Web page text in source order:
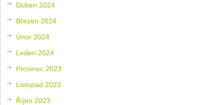
Duben 2024
Březen 2024
Únor 2024
Leden 2024
Prosinec 2023
Listopad 2023
Říjen 2023